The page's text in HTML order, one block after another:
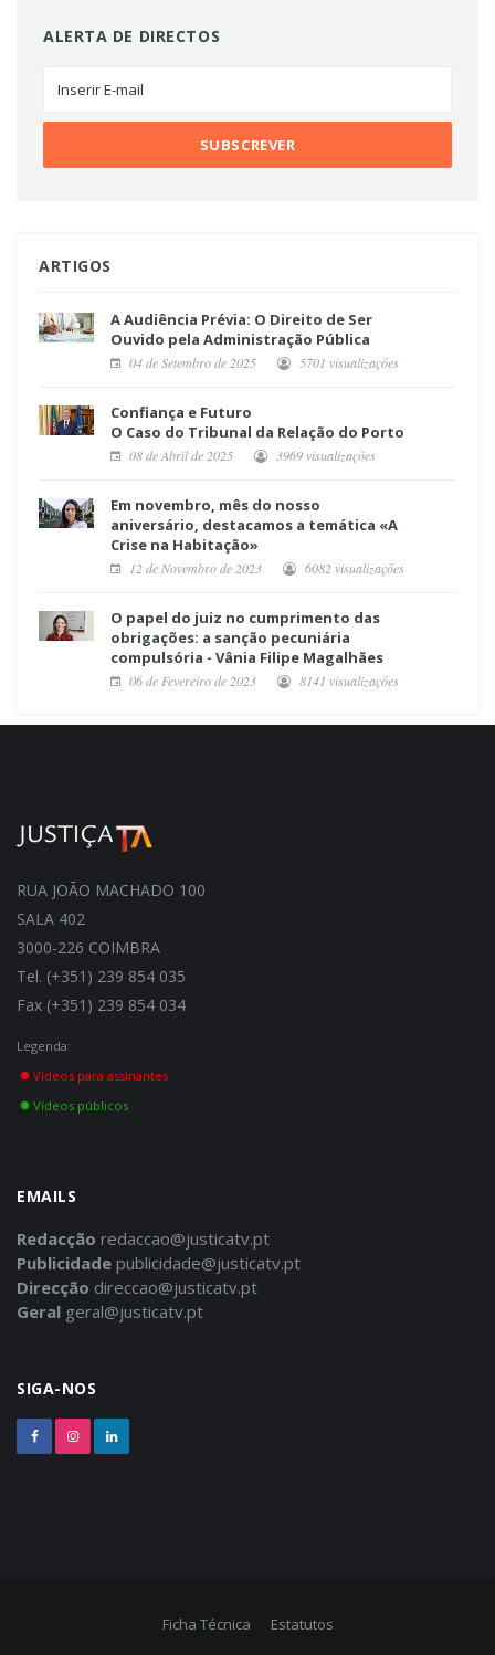
ALERTA DE DIRECTOS
ARTIGOS
A Audiência Prévia: O Direito de Ser
Ouvido pela Administração Pública
04 de Setembro de 2025 5701 visualizações
Confiança e Futuro
O Caso do Tribunal da Relação do Porto
08 de Abril de 2025 3969 visualizações
Em novembro, mês do nosso
aniversário, destacamos a temática «A
Crise na Habitação»
12 de Novembro de 2023 6082 visualizações
O papel do juiz no cumprimento das
obrigações: a sanção pecuniária
compulsória - Vânia Filipe Magalhães
06 de Fevereiro de 2023 8141 visualizações
RUA JOÃO MACHADO 100
SALA 402
3000-226 COIMBRA
Tel. (+351) 239 854 035
Fax (+351) 239 854 034
Legenda:
Vídeos para assinantes
Vídeos públicos
EMAILS
Redacção redaccao@justicatv.pt
Publicidade publicidade@justicatv.pt
Direcção direccao@justicatv.pt
Geral geral@justicatv.pt
SIGA-NOS
Ficha Técnica
Estatutos